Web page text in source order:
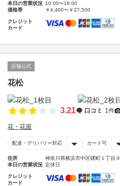
本日の営業状況 10:00〜19:00
価格帯
￥4,400〜￥27,500
クレジット
カード
店舗公式
花松
3.21 口コミ 1件
花・花屋
配達・デリバリー対応 カード可
住所
神奈川県横浜市中区曙町１丁目９
本日の営業状況 定休日
クレジット
カード